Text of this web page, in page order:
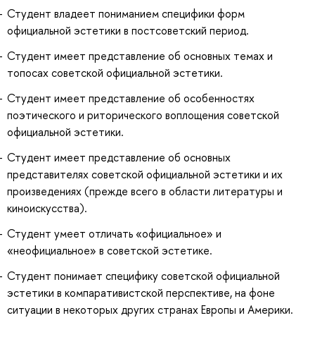
Студент владеет пониманием специфики форм
официальной эстетики в постсоветский период.
Студент имеет представление об основных темах и
топосах советской официальной эстетики.
Студент имеет представление об особенностях
поэтического и риторического воплощения советской
официальной эстетики.
Студент имеет представление об основных
представителях советской официальной эстетики и их
произведениях (прежде всего в области литературы и
киноискусства).
Студент умеет отличать «официальное» и
«неофициальное» в советской эстетике.
Студент понимает специфику советской официальной
эстетики в компаративистской перспективе, на фоне
ситуации в некоторых других странах Европы и Америки.